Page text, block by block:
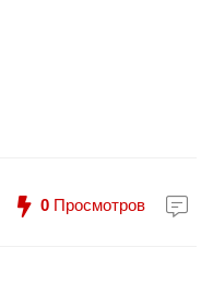
0 Просмотров